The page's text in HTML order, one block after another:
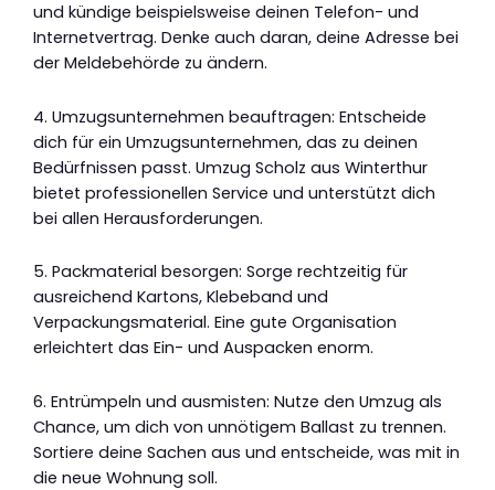
und kündige beispielsweise deinen Telefon- und
Internetvertrag. Denke auch daran, deine Adresse bei
der Meldebehörde zu ändern.
4. Umzugsunternehmen beauftragen: Entscheide
dich für ein Umzugsunternehmen, das zu deinen
Bedürfnissen passt. Umzug Scholz aus Winterthur
bietet professionellen Service und unterstützt dich
bei allen Herausforderungen.
5. Packmaterial besorgen: Sorge rechtzeitig für
ausreichend Kartons, Klebeband und
Verpackungsmaterial. Eine gute Organisation
erleichtert das Ein- und Auspacken enorm.
6. Entrümpeln und ausmisten: Nutze den Umzug als
Chance, um dich von unnötigem Ballast zu trennen.
Sortiere deine Sachen aus und entscheide, was mit in
die neue Wohnung soll.